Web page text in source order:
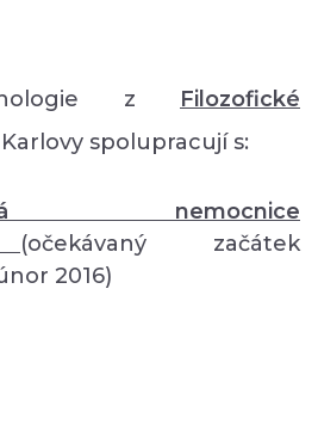
z Filozofické
spolupracují s:
nemocnice
(očekávaný začátek
2016)